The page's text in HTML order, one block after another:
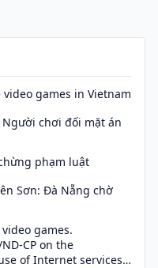
games in Vietnam
chơi đối mặt án
phạm luật
Sơn: Đà Nẵng chờ
games.
CP on the
of Internet services